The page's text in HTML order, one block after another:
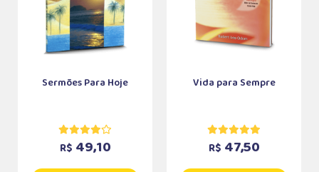
Sermões Para Hoje
R$ 49,10
Vida para Sempre
R$ 47,50